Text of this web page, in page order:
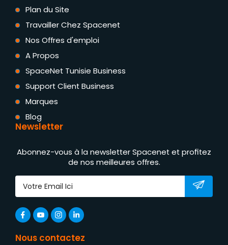
Plan du Site
Travailler Chez Spacenet
Nos Offres d'emploi
A Propos
SpaceNet Tunisie Business
Support Client Business
Marques
Blog
Newsletter
Abonnez-vous à la newsletter Spacenet et profitez
de nos meilleures offres.
Nous contactez